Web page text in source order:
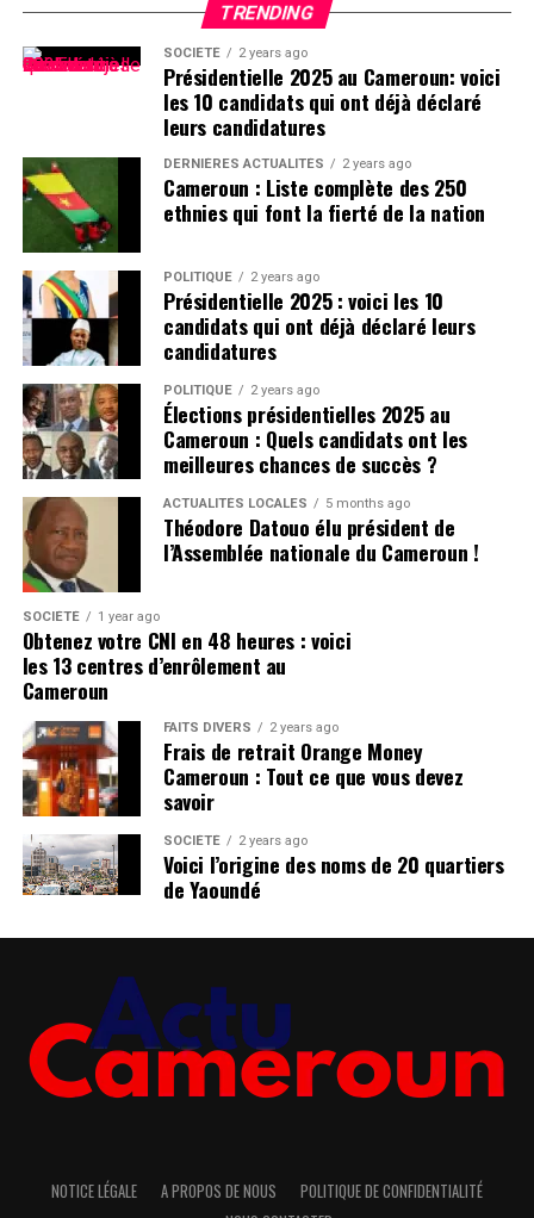
TRENDING
SOCIÉTÉ 2 years ago
Présidentielle 2025 au Cameroun: voici
les 10 candidats qui ont déjà déclaré
leurs candidatures
DERNIÈRES ACTUALITÉS 2 years ago
Cameroun : Liste complète des 250
ethnies qui font la fierté de la nation
POLITIQUE 2 years ago
Présidentielle 2025 : voici les 10
candidats qui ont déjà déclaré leurs
candidatures
POLITIQUE 2 years ago
Élections présidentielles 2025 au
Cameroun : Quels candidats ont les
meilleures chances de succès ?
ACTUALITÉS LOCALES 5 months ago
Théodore Datouo élu président de
l’Assemblée nationale du Cameroun !
SOCIÉTÉ 1 year ago
Obtenez votre CNI en 48 heures : voici
les 13 centres d’enrôlement au
Cameroun
FAITS DIVERS 2 years ago
Frais de retrait Orange Money
Cameroun : Tout ce que vous devez
savoir
SOCIÉTÉ 2 years ago
Voici l’origine des noms de 20 quartiers
de Yaoundé
NOTICE LÉGALE A PROPOS DE NOUS
POLITIQUE DE CONFIDENTIALITÉ